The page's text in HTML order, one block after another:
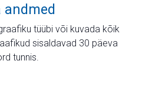
andmed
tüübi või kuvada kõik
sisaldavad 30 päeva
tunnis.